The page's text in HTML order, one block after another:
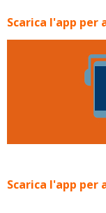
Scarica l'app per
Scarica l'app per